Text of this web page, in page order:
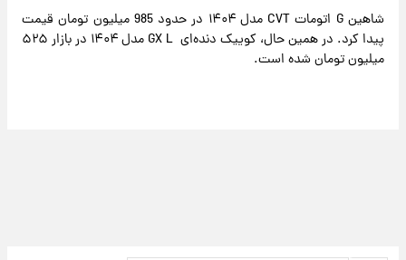
شاهین G اتومات CVT مدل ۱۴۰۴ در حدود 985 میلیون تومان قیمت
پیدا کرد. در همین حال، کوییک دنده‌ای GX L مدل ۱۴۰۴ در بازار ۵۲۵
میلیون تومان شده است.